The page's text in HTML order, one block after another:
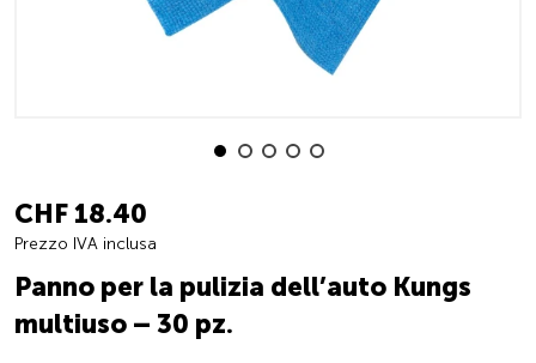
CHF 18.40
Prezzo IVA inclusa
Panno per la pulizia dell’auto Kungs
multiuso – 30 pz.